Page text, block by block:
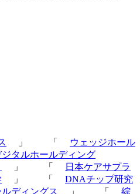
」 「
ウェッジホール
ジタルホールディング
」 「
日本ケアサプラ
」 「
DNAチップ研究
ディングス 」 「 綜